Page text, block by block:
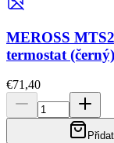
MEROSS
termostat (černý)
€71,40